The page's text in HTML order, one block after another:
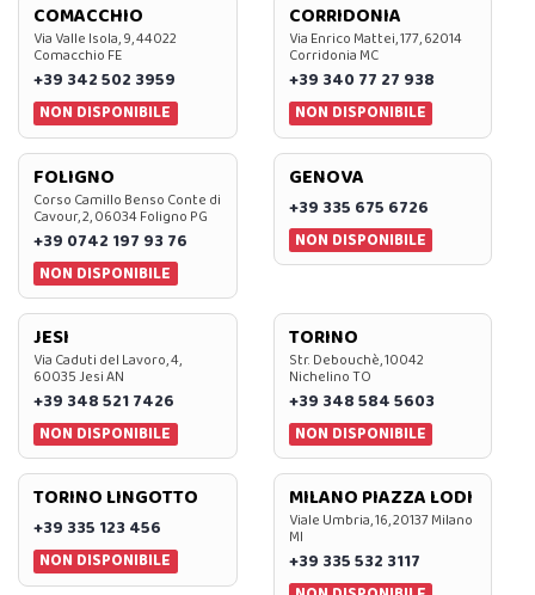
COMACCHIO
Via Valle Isola, 9, 44022
Comacchio FE
+39 342 502 3959
NON DISPONIBILE
CORRIDONIA
Via Enrico Mattei, 177, 62014
Corridonia MC
+39 340 77 27 938
NON DISPONIBILE
FOLIGNO
Corso Camillo Benso Conte di
Cavour, 2, 06034 Foligno PG
+39 0742 197 93 76
NON DISPONIBILE
GENOVA
+39 335 675 6726
NON DISPONIBILE
JESI
Via Caduti del Lavoro, 4,
60035 Jesi AN
+39 348 521 7426
NON DISPONIBILE
TORINO
Str. Debouchè, 10042
Nichelino TO
+39 348 584 5603
NON DISPONIBILE
TORINO LINGOTTO
+39 335 123 456
NON DISPONIBILE
MILANO PIAZZA LODI
Viale Umbria, 16, 20137 Milano
MI
+39 335 532 3117